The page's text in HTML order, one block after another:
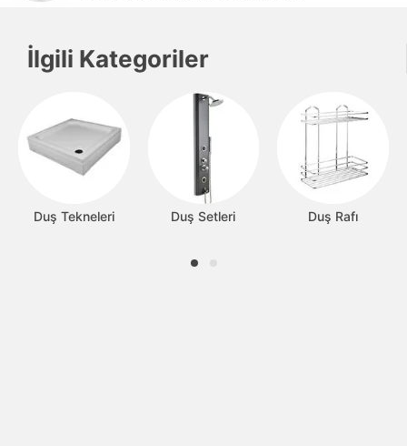
İlgili Kategoriler
Duş Tekneleri Duş Setleri Duş Rafı